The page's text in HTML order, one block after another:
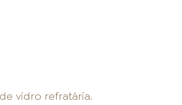
vidro refratária.